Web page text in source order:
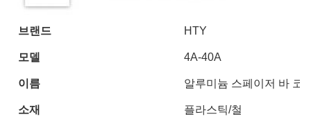
브랜드 HTY
모델 4A-40A
이름 알루미늄 스페이저 바 코
소재 플라스틱/철